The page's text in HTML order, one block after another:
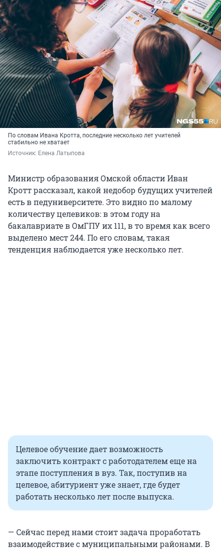
По словам Ивана Кротта, последние несколько лет учителей
стабильно не хватает
Источник: Елена Латыпова
Министр образования Омской области Иван
Кротт рассказал, какой недобор будущих учителей
есть в педуниверситете. Это видно по малому
количеству целевиков: в этом году на
бакалавриате в ОмГПУ их 111, в то время как всего
выделено мест 244. По его словам, такая
тенденция наблюдается уже несколько лет.
Целевое обучение дает возможность
заключить контракт с работодателем еще на
этапе поступления в вуз. Так, поступив на
целевое, абитуриент уже знает, где будет
работать несколько лет после выпуска.
— Сейчас перед нами стоит задача проработать
взаимодействие с муниципальными районами. В